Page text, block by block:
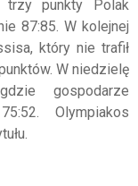
punkty Polak
87:85. W kolejnej
który nie trafił
W niedzielę
gospodarze
Olympiakos